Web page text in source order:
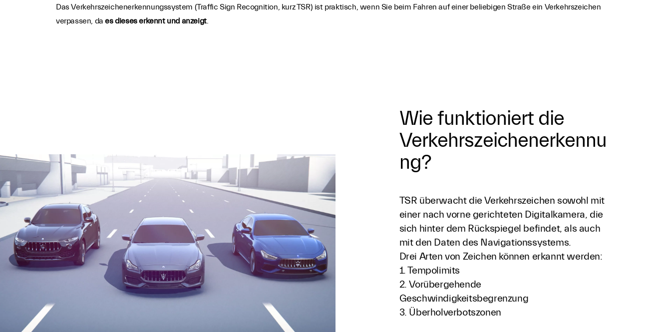
Das Verkehrszeichenerkennungssystem (Traffic Sign Recognition, kurz TSR) ist praktisch, wenn Sie beim Fahren auf einer beliebigen Straße ein Verkehrszeichen
verpassen, daes dieses erkennt und anzeigt.
Wie funktioniert die
Verkehrszeichenerkennu
ng?
TSR überwacht die Verkehrszeichen sowohl mit
einer nach vorne gerichteten Digitalkamera, die
sich hinter dem Rückspiegel befindet, als auch
mit den Daten des Navigationssystems.
Drei Arten von Zeichen können erkannt werden:
1. Tempolimits
2. Vorübergehende
Geschwindigkeitsbegrenzung
3. Überholverbotszonen